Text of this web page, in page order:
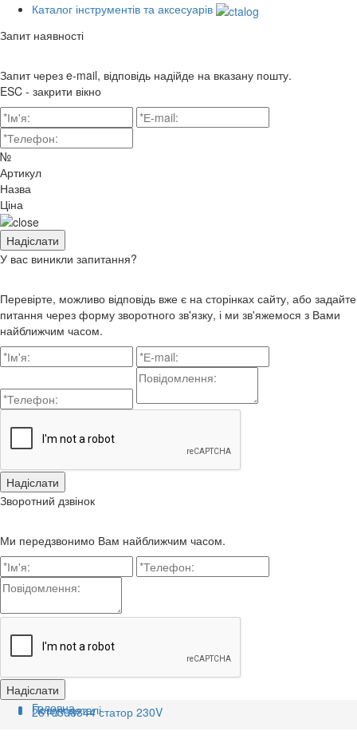
Каталог інструментів та аксесуарів
Запит наявності
Запит через e-mail, відповідь надійде на вказану пошту.
ESC - закрити вікно
№
Артикул
Назва
Ціна
У вас виникли запитання?
Перевірте, можливо відповідь вже є на сторінках сайту, або задайте
питання через форму зворотного зв'язку, і ми зв'яжемося з Вами
найближчим часом.
Зворотний дзвінок
Ми передзвонимо Вам найближчим часом.
Головна
Пошук деталі
2610398844 статор 230V